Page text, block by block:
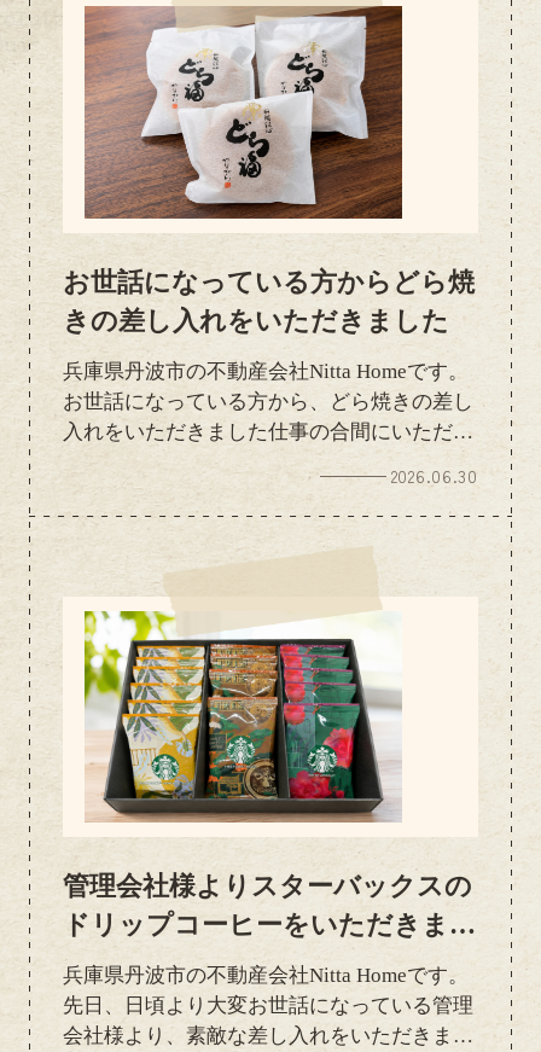
お世話になっている方からどら焼
きの差し入れをいただきました
兵庫県丹波市の不動産会社Nitta Homeです。
お世話になっている方から、どら焼きの差し
入れをいただきました仕事の合間にいただい
た甘いものは、やっぱり最高ですね✨ほっと
一息つけて、午後からも頑張る元気をいただ
きました！いつもお気遣いいただき、本当に
ありがとうございます。美味しくいただきま
したごちそうさまでした！
2026.06.30
管理会社様よりスターバックスの
ドリップコーヒーをいただきまし
た｜スタッフ一同感謝
兵庫県丹波市の不動産会社Nitta Homeです。
先日、日頃より大変お世話になっている管理
会社様より、素敵な差し入れをいただきまし